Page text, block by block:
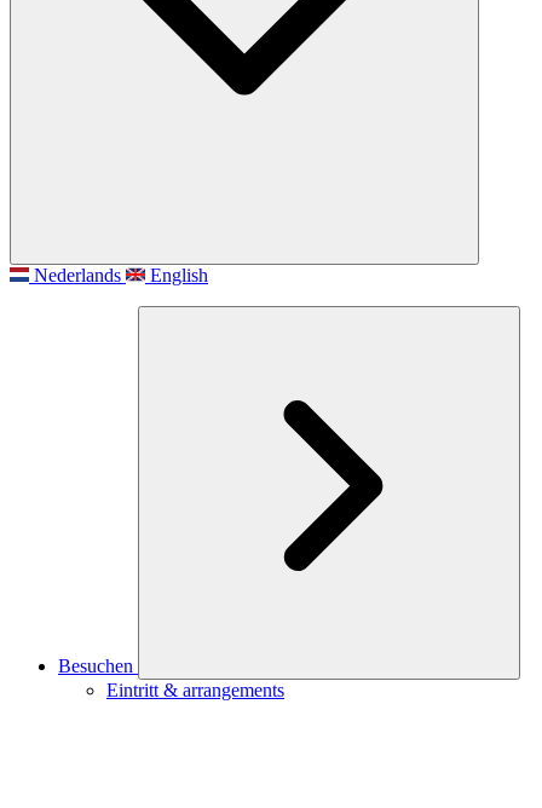
Nederlands English
Besuchen
Eintritt & arrangements